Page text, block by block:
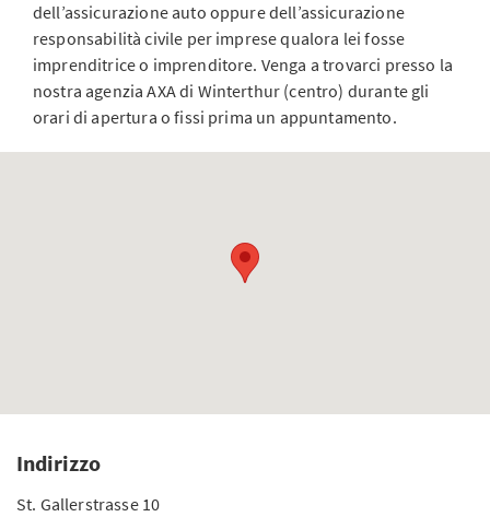
dell’assicurazione auto oppure dell’assicurazione
responsabilità civile per imprese qualora lei fosse
imprenditrice o imprenditore. Venga a trovarci presso la
nostra agenzia AXA di Winterthur (centro) durante gli
orari di apertura o fissi prima un appuntamento.
Indirizzo
St. Gallerstrasse 10